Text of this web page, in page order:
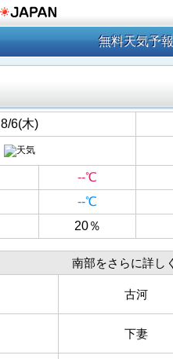
無料天気予報
8/6(木)
--℃
--℃
20％
南部をさらに詳し
古河
下妻